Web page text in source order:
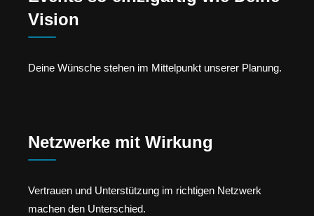
Vision
Deine Wünsche stehen im Mittelpunkt unserer Planung.
Netzwerke mit Wirkung
Vertrauen und Unterstützung im richtigen Netzwerk
machen den Unterschied.